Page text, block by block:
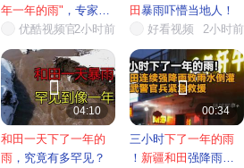
年一年的雨" ，专家回
优酷视频官…2小时前
田 暴雨吓懵当地人！
好看视频
2小时前

04:10
和田一天下了一年的
雨 ，究竟有多罕见？

00:34
三小时下了一年的雨
！ 新疆和田强降雨致